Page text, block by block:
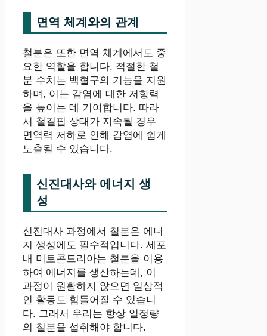
면역 체계와의 관계
철분은 또한 면역 체계에서도 중
요한 역할을 합니다. 적절한 철
분 수치는 백혈구의 기능을 지원
하며, 이는 감염에 대한 저항력
을 높이는 데 기여합니다. 따라
서 철결핍 상태가 지속될 경우
면역력 저하로 인해 감염에 쉽게
노출될 수 있습니다.
신진대사와 에너지 생
성
신진대사 과정에서 철분은 에너
지 생성에도 필수적입니다. 세포
내 미토콘드리아는 철분을 이용
하여 에너지를 생산하는데, 이
과정이 원활하지 않으면 일상적
인 활동도 힘들어질 수 있습니
다. 그래서 우리는 항상 일정량
의 철분을 섭취해야 합니다.